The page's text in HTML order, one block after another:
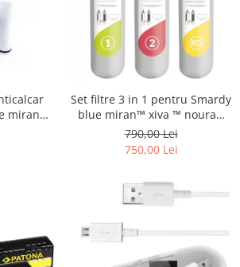
miran™
™
Set filtre 3 in 1 pentru Smardy
blue miran™ xiva ™ noura™
zagora ™ schimbare la 12 luni
790,00 Lei
750,00 Lei